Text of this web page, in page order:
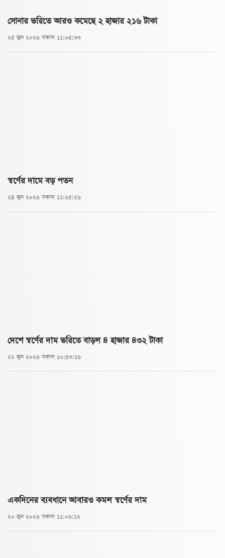
সোনার ভরিতে আরও কমেছে ২ হাজার ২১৬ টাকা
২৫ জুন ২০২৬ সকাল ১১:০৫:৩৩
স্বর্ণের দামে বড় পতন
২৪ জুন ২০২৬ সকাল ১১:২৫:২৬
দেশে স্বর্ণের দাম ভরিতে বাড়ল ৪ হাজার ৪৩২ টাকা
২২ জুন ২০২৬ সকাল ১০:৫৩:১৬
একদিনের ব্যবধানে আবারও কমল স্বর্ণের দাম
২০ জুন ২০২৬ সকাল ১১:০৬:১২